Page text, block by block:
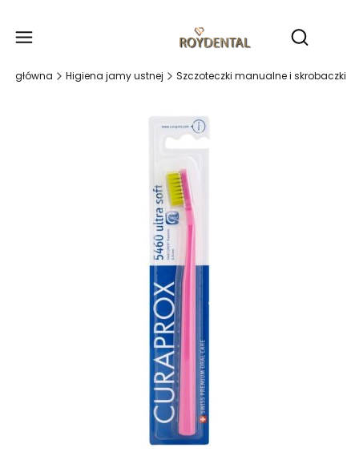
Otwórz
główna Higiena jamy ustnej Szczoteczki manualne i skrobaczki